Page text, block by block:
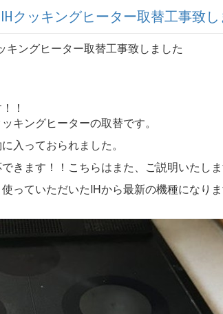
クッキングヒーター取替工事致し
ングヒーター取替工事致しました
！
キングヒーターの取替です。
入っておられました。
きます！！こちらはまた、ご説明いたしま
っていただいたIHから最新の機種になりま